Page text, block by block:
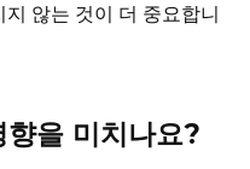
않는 것이 더 중요합니
을 미치나요?